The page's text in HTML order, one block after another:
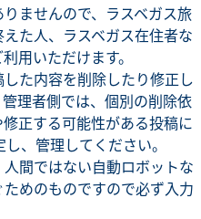
ませんので、ラスベガス旅
た人、ラスベガス在住者な
用いただけます。
た内容を削除したり修正し
理者側では、個別の削除依
正する可能性がある投稿に
、管理してください。
間ではない自動ロボットな
めのものですので必ず入力